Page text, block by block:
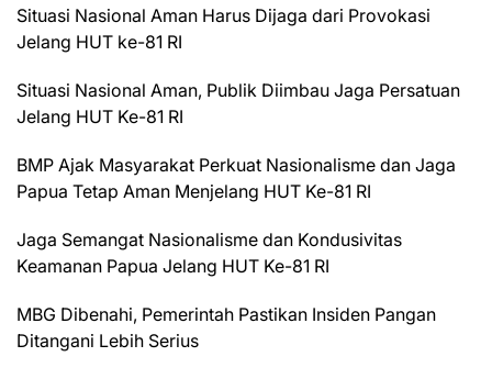
Situasi Nasional Aman Harus Dijaga dari Provokasi
Jelang HUT ke-81 RI
Situasi Nasional Aman, Publik Diimbau Jaga Persatuan
Jelang HUT Ke-81 RI
BMP Ajak Masyarakat Perkuat Nasionalisme dan Jaga
Papua Tetap Aman Menjelang HUT Ke-81 RI
Jaga Semangat Nasionalisme dan Kondusivitas
Keamanan Papua Jelang HUT Ke-81 RI
MBG Dibenahi, Pemerintah Pastikan Insiden Pangan
Ditangani Lebih Serius